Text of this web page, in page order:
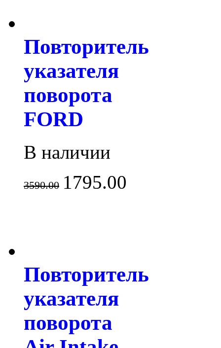
Повторитель
указателя
поворота
FORD
В наличии
3590.00 1795.00
Повторитель
указателя
поворота